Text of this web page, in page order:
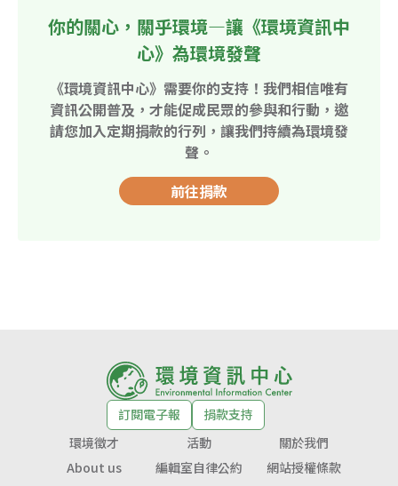
你的關心，關乎環境—讓《環境資訊中
心》為環境發聲
《環境資訊中心》需要你的支持！我們相信唯有
資訊公開普及，才能促成民眾的參與和行動，邀
請您加入定期捐款的行列，讓我們持續為環境發
聲。
前往捐款
訂閱電子報
捐款支持
環境徵才
活動
關於我們
About us
編輯室自律公約
網站授權條款